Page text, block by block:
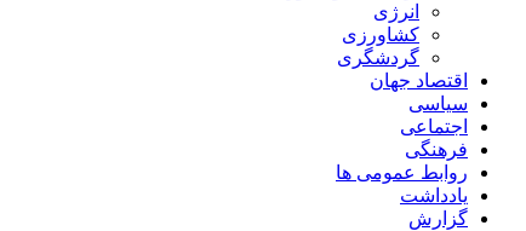
انرژی
کشاورزی
گردشگری
اقتصاد جهان
سیاسی
اجتماعی
فرهنگی
روابط عمومی ها
یادداشت
گزارش